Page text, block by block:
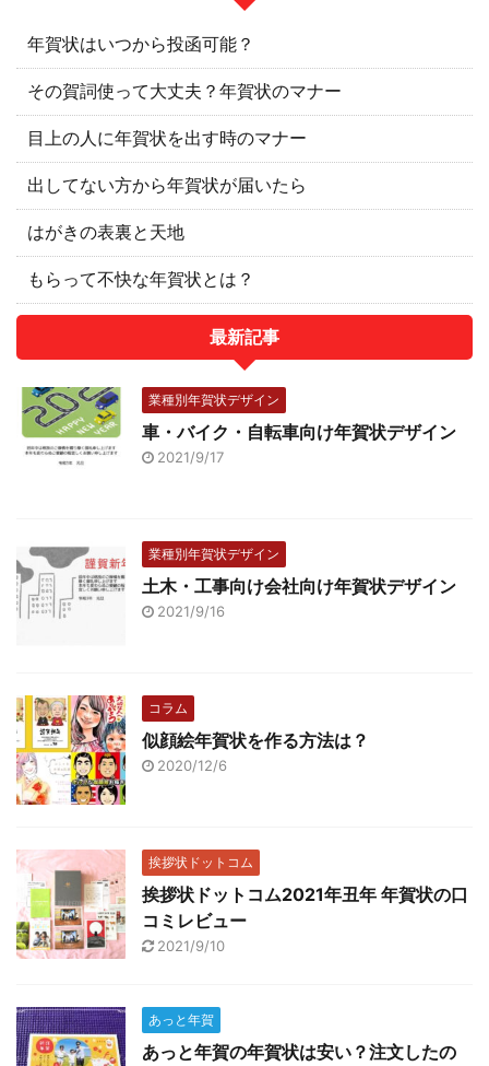
年賀状はいつから投函可能？
その賀詞使って大丈夫？年賀状のマナー
目上の人に年賀状を出す時のマナー
出してない方から年賀状が届いたら
はがきの表裏と天地
もらって不快な年賀状とは？
最新記事
業種別年賀状デザイン
車・バイク・自転車向け年賀状デザイン
2021/9/17
業種別年賀状デザイン
土木・工事向け会社向け年賀状デザイン
2021/9/16
コラム
似顔絵年賀状を作る方法は？
2020/12/6
挨拶状ドットコム
挨拶状ドットコム2021年丑年 年賀状の口
コミレビュー
2021/9/10
あっと年賀
あっと年賀の年賀状は安い？注文したの